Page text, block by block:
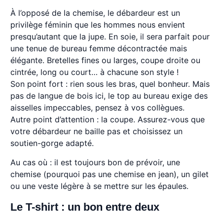
À l’opposé de la chemise, le débardeur est un
privilège féminin que les hommes nous envient
presqu’autant que la jupe. En soie, il sera parfait pour
une tenue de bureau femme décontractée mais
élégante. Bretelles fines ou larges, coupe droite ou
cintrée, long ou court… à chacune son style !
Son point fort : rien sous les bras, quel bonheur. Mais
pas de langue de bois ici, le top au bureau exige des
aisselles impeccables, pensez à vos collègues.
Autre point d’attention : la coupe. Assurez-vous que
votre débardeur ne baille pas et choisissez un
soutien-gorge adapté.
Au cas où : il est toujours bon de prévoir, une
chemise (pourquoi pas une chemise en jean), un gilet
ou une veste légère à se mettre sur les épaules.
Le T-shirt : un bon entre deux